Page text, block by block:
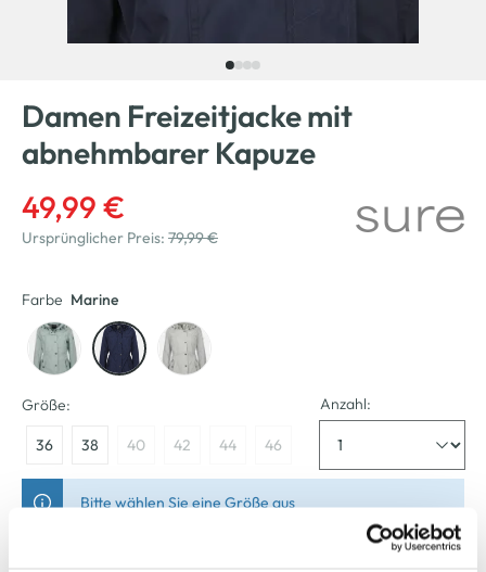
Damen Freizeitjacke mit
abnehmbarer Kapuze
49,99 €
Ursprünglicher Preis: 79,99 €
Farbe Marine
Größe:
36 38 40 42 44 46
Anzahl:
Bitte wählen Sie eine Größe aus